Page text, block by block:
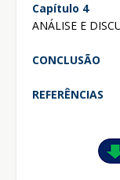
Capítulo 4
ANÁLISE E
CONCLUSÃO
REFERÊNCIAS